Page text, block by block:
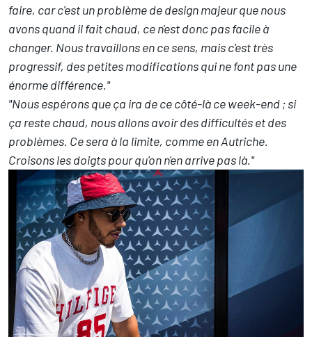
faire, car c'est un problème de design majeur que nous
avons quand il fait chaud, ce n'est donc pas facile à
changer. Nous travaillons en ce sens, mais c'est très
progressif, des petites modifications qui ne font pas une
énorme différence."
"Nous espérons que ça ira de ce côté-là ce week-end ; si
ça reste chaud, nous allons avoir des difficultés et des
problèmes. Ce sera à la limite, comme en Autriche.
Croisons les doigts pour qu'on n'en arrive pas là."